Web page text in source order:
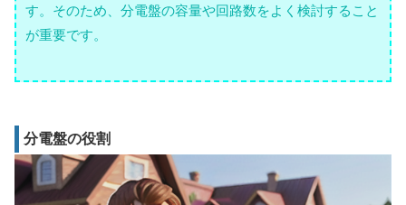
す。そのため、分電盤の容量や回路数をよく検討すること
が重要です。
分電盤の役割